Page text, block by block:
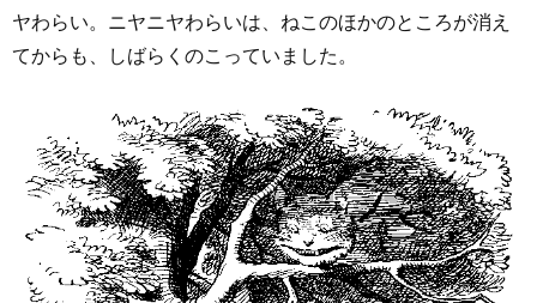
ヤわらい。ニヤニヤわらいは、ねこのほかのところが消え
てからも、しばらくのこっていました。